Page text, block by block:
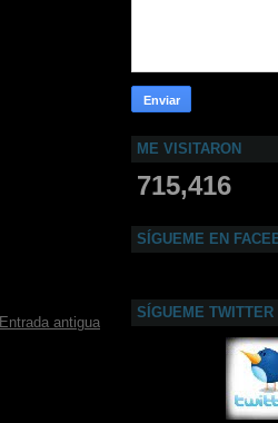
Entrada antigua
ME VISITARON
715,416
SÍGUEME EN
SÍGUEME TWITTER